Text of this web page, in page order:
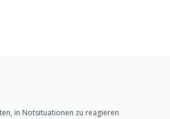
in Notsituationen zu reagieren